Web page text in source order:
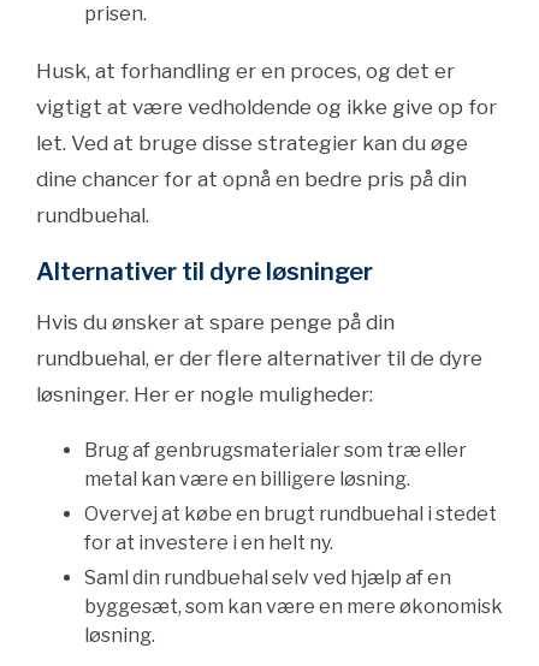
prisen.
Husk, at forhandling er en proces, og det er
vigtigt at være vedholdende og ikke give op for
let. Ved at bruge disse strategier kan du øge
dine chancer for at opnå en bedre pris på din
rundbuehal.
Alternativer til dyre løsninger
Hvis du ønsker at spare penge på din
rundbuehal, er der flere alternativer til de dyre
løsninger. Her er nogle muligheder:
Brug af genbrugsmaterialer som træ eller
metal kan være en billigere løsning.
Overvej at købe en brugt rundbuehal i stedet
for at investere i en helt ny.
Saml din rundbuehal selv ved hjælp af en
byggesæt, som kan være en mere økonomisk
løsning.